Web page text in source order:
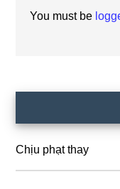
You must be
Sidebar
Chịu phạt thay